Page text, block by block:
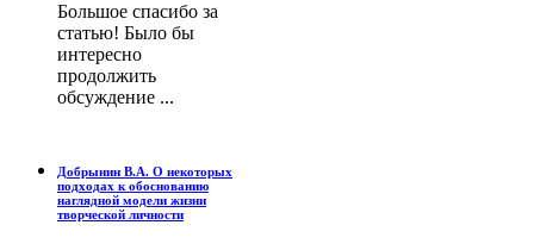
Большое спасибо за
статью! Было бы
интересно
продолжить
обсуждение ...
Добрынин В.А. О некоторых
подходах к обоснованию
наглядной модели жизни
творческой личности